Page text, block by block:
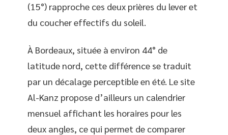
(15°) rapproche ces deux prières du lever et
du coucher effectifs du soleil.
À Bordeaux, située à environ 44° de
latitude nord, cette différence se traduit
par un décalage perceptible en été. Le site
Al-Kanz propose d’ailleurs un calendrier
mensuel affichant les horaires pour les
deux angles, ce qui permet de comparer